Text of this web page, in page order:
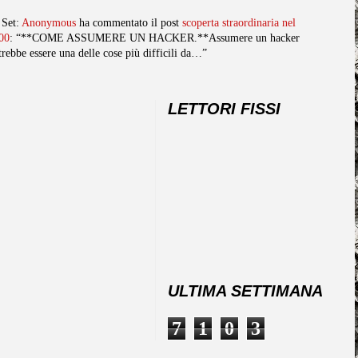
Anonymous ha commentato il post scoperta straordinaria nel
: “**COME ASSUMERE UN HACKER.**Assumere un hacker
essere una delle cose più difficili da…”
LETTORI FISSI
ULTIMA SETTIMANA
7 1 0 3